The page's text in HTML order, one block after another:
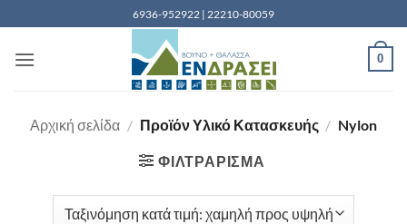
στο
περιεχόμενο
6936-952922 | 22210-80059
0
Αρχική σελίδα / Προϊόν Υλικό Κατασκευής / Nylon
ΦΙΛΤΡΆΡΙΣΜΑ